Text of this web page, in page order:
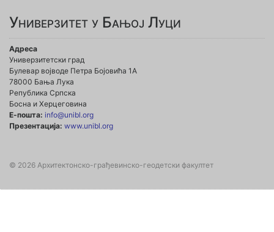
Универзитет у Бањој Луци
Адреса
Универзитетски град
Булевар војводе Петра Бојовића 1А
78000 Бања Лука
Република Српска
Босна и Херцеговина
Е-пошта: info@unibl.org
Презентација: www.unibl.org
© 2026 Архитектонско-грађевинско-геодетски факултет